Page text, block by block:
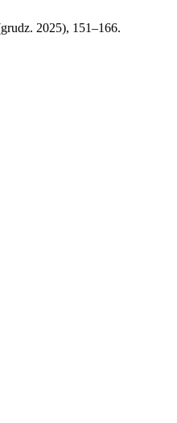
2025), 151–166.